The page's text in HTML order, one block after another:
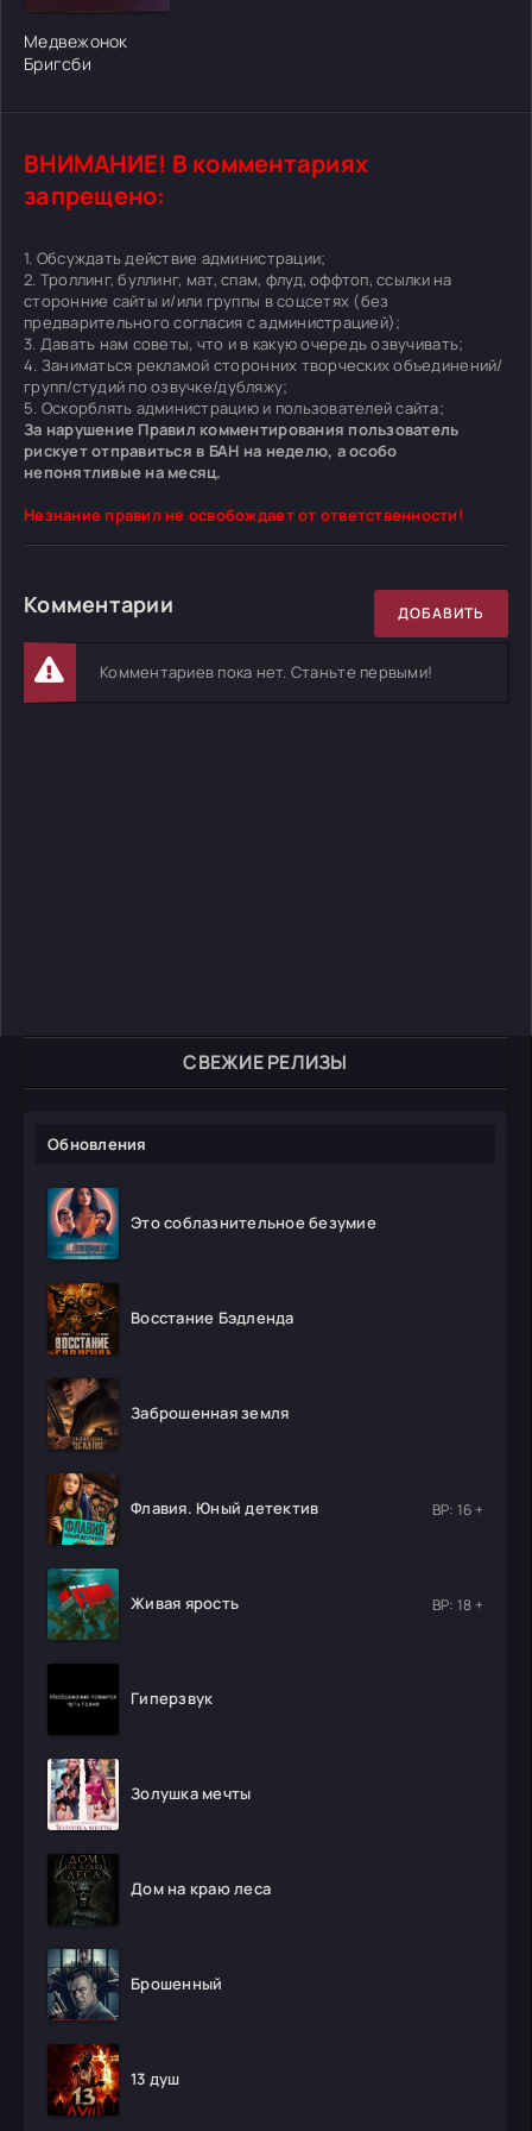
СВЕЖИЕ РЕЛИЗЫ
Обновления
Это соблазнительное безумие
Восстание Бэдленда
Заброшенная земля
Флавия. Юный детектив ВР: 16 +
Живая ярость ВР: 18 +
Гиперзвук
Золушка мечты
Дом на краю леса
Брошенный
13 душ
Медвежонок
Бригсби
ВНИМАНИЕ! В комментариях
запрещено:
1. Обсуждать действие администрации;
2. Троллинг, буллинг, мат, спам, флуд, оффтоп, ссылки на
сторонние сайты и/или группы в соцсетях (без
предварительного согласия с администрацией);
3. Давать нам советы, что и в какую очередь озвучивать;
4. Заниматься рекламой сторонних творческих объединений/
групп/студий по озвучке/дубляжу;
5. Оскорблять администрацию и пользователей сайта;
За нарушение Правил комментирования пользователь
рискует отправиться в БАН на неделю, а особо
непонятливые на месяц.
Незнание правил не освобождает от ответственности!
Комментарии ДОБАВИТЬ
Комментариев пока нет. Станьте первыми!